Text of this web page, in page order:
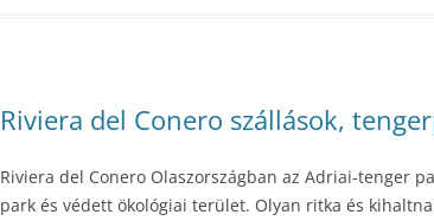
Riviera del Conero szállások,
Riviera del Conero Olaszországban az Adriai-tenger
park és védett ökológiai terület. Olyan ritka és